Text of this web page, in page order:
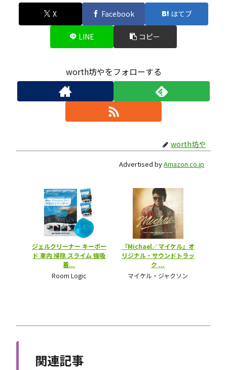
X Facebook はてブ
LINE コピー
worth坊やをフォローする
worth坊や
Advertised byAmazon.co.jp
関連記事